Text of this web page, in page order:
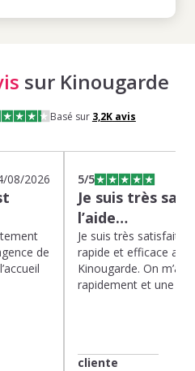
sur Kinougarde
Basé sur 3,2Kavis
08/2026
de
5/5
Je suis très
l’aide…
Je suis très satisfaite
rapide et efficace
Kinougarde. On m’a
rapidement et une
cliente